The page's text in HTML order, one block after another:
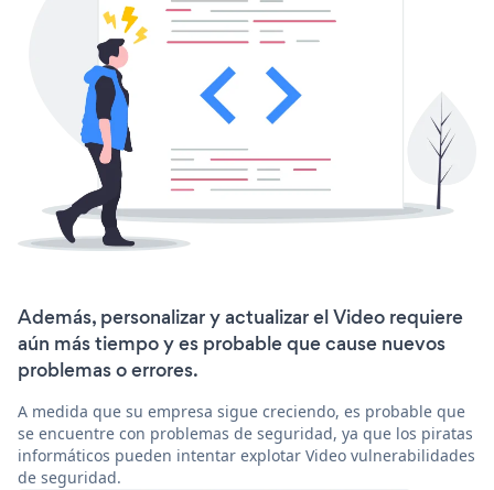
Además, personalizar y actualizar el Video requiere
aún más tiempo y es probable que cause nuevos
problemas o errores.
A medida que su empresa sigue creciendo, es probable que
se encuentre con problemas de seguridad, ya que los piratas
informáticos pueden intentar explotar Video vulnerabilidades
de seguridad.